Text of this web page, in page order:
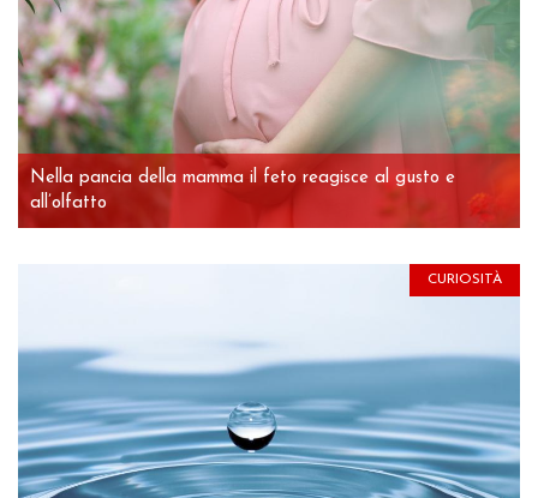
Nella pancia della mamma il feto reagisce al gusto e
all’olfatto
CURIOSITÀ